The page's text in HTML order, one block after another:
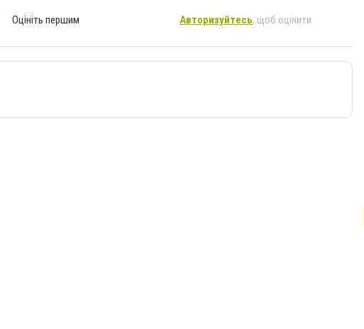
Оцініть першим Авторизуйтесь, щоб оцінити